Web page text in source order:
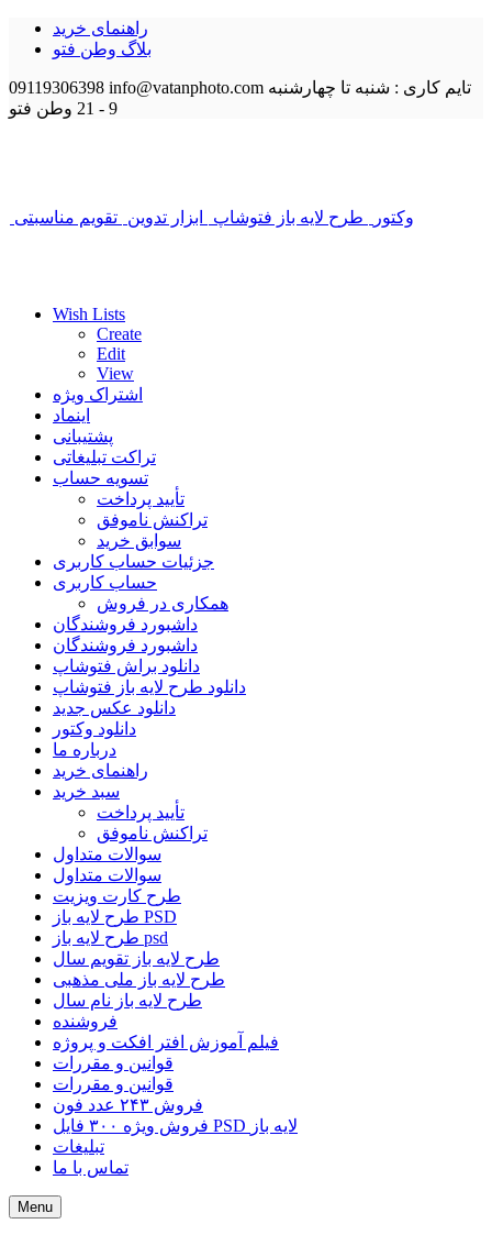
راهنمای خرید
بلاگ وطن فتو
09119306398 info@vatanphoto.com تایم کاری : شنبه تا چهارشنبه
9 - 21
وطن فتو
وکتور طرح لایه باز فتوشاپ ابزار تدوین تقویم مناسبتی
Wish Lists
Create
Edit
View
اشتراک ویژه
اینماد
پشتیبانی
تراکت تبلیغاتی
تسویه حساب
تأیید پرداخت
تراکنش ناموفق
سوابق خرید
جزئیات حساب کاربری
حساب کاربری
همکاری در فروش
داشبورد فروشندگان
داشبورد فروشندگان
دانلود براش فتوشاپ
دانلود طرح لایه باز فتوشاپ
دانلود عکس جدید
دانلود وکتور
درباره ما
راهنمای خرید
سبد خرید
تأیید پرداخت
تراکنش ناموفق
سوالات متداول
سوالات متداول
طرح کارت ویزیت
طرح لایه باز PSD
طرح لایه باز psd
طرح لایه باز تقویم سال
طرح لایه باز ملی مذهبی
طرح لایه باز نام سال
فروشنده
فیلم آموزش افتر افکت و پروژه
قوانین و مقررات
قوانین و مقررات
فروش ۲۴۳ عدد فون
فروش ویژه ۳۰۰ فایل PSD لایه باز
تبلیغات
تماس با ما
Menu